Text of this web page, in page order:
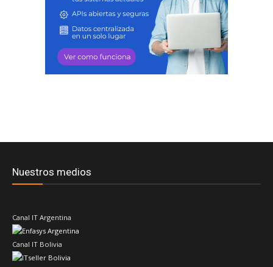
Nuestros medios
Canal IT Argentina
Canal IT Bolivia